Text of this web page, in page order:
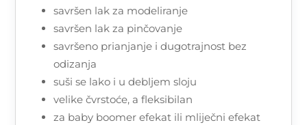
savršen lak za modeliranje
savršen lak za pinčovanje
savršeno prianjanje i dugotrajnost bez
odizanja
suši se lako i u debljem sloju
velike čvrstoće, a fleksibilan
za baby boomer efekat ili mliječni efekat